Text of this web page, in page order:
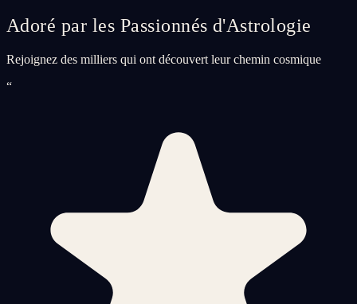
Adoré par les Passionnés d'Astrologie
Rejoignez des milliers qui ont découvert leur chemin cosmique
“